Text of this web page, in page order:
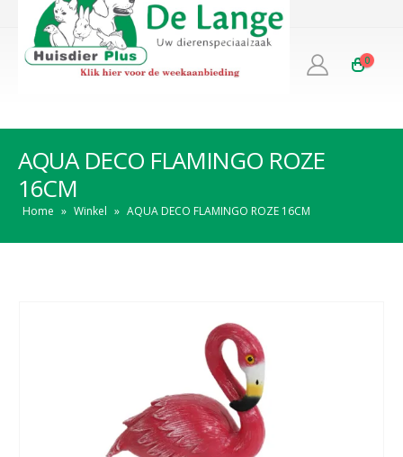
0
AQUA DECO FLAMINGO ROZE
16CM
Home » Winkel » AQUA DECO FLAMINGO ROZE 16CM